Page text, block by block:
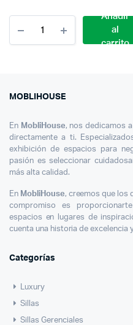
Silla
Presidencial
Añadir
al
carrito
MOBLIHOUSE
En MobliHouse, nos dedicamos
directamente a ti.
exhibición de espacios para
pasión es seleccionar
más alta calidad.
En MobliHouse, creemos que los
compromiso es
espacios en lugares de
cuenta una historia de excelencia
Categorías
Luxury
Sillas
Sillas Gerenciales